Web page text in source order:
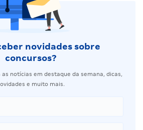
novidades sobre
concursos?
notícias em destaque da semana, dicas,
e muito mais.